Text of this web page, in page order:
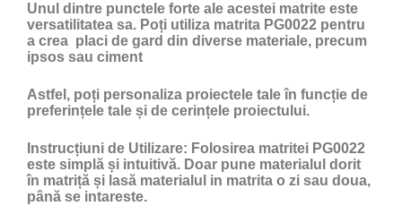
Unul dintre punctele forte ale acestei matrite este
versatilitatea sa. Poți utiliza matrita PG0022 pentru
a crea placi de gard din diverse materiale, precum
ipsos sau ciment
Astfel, poți personaliza proiectele tale în funcție de
preferințele tale și de cerințele proiectului.
Instrucțiuni de Utilizare: Folosirea matritei PG0022
este simplă și intuitivă. Doar pune materialul dorit
în matriță și lasă materialul in matrita o zi sau doua,
până se intareste.